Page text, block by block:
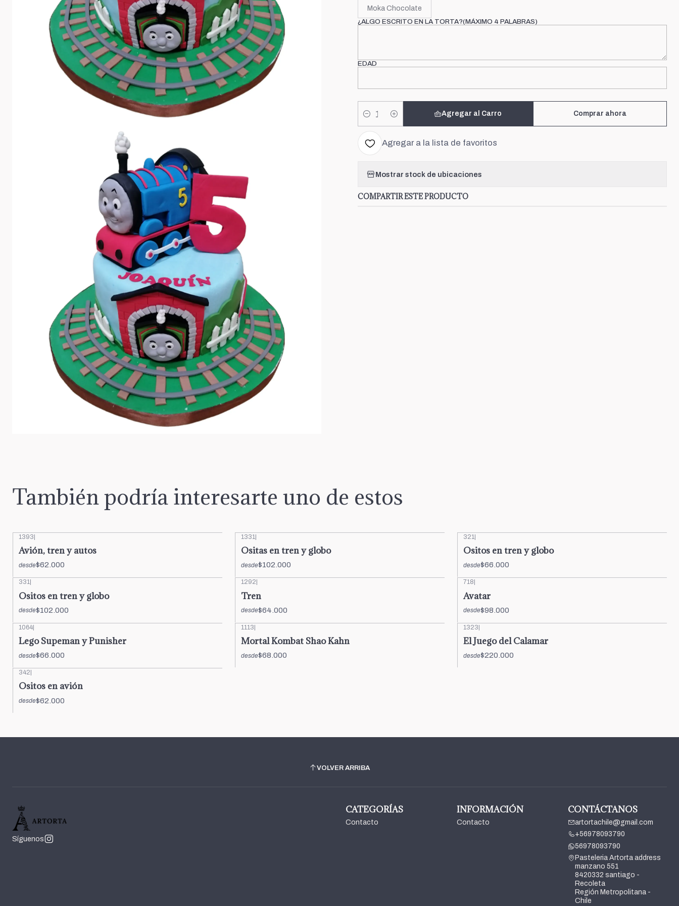
Moka Chocolate
¿ALGO ESCRITO EN LA TORTA?(MÁXIMO 4 PALABRAS)
EDAD
Cantidad
Agregar al Carro Comprar ahora
Agregar a la lista de favoritos
Mostrar stock de ubicaciones
COMPARTIR ESTE PRODUCTO
También podría interesarte uno de estos
1393
Avión, tren y autos
desde$62.000
1331|
Ositas en tren y globo
desde$102.000
321|
Ositos en tren y globo
desde$66.000
331
Ositos en tren y globo
desde$102.000
1292
Tren
desde$64.000
718
Avatar
desde$98.000
1064|
Lego Supeman y Punisher
desde$66.000
1113|
Mortal Kombat Shao Kahn
desde$68.000
1323|
El Juego del Calamar
desde$220.000
342
Ositos en avión
desde$62.000
VOLVER ARRIBA
Síguenos
CATEGORÍAS
Contacto
INFORMACIÓN
Contacto
CONTÁCTANOS
artortachile@gmail.com
+56978093790
56978093790
Pasteleria Artorta address
manzano 551
8420332 santiago -
Recoleta
Región Metropolitana -
Chile